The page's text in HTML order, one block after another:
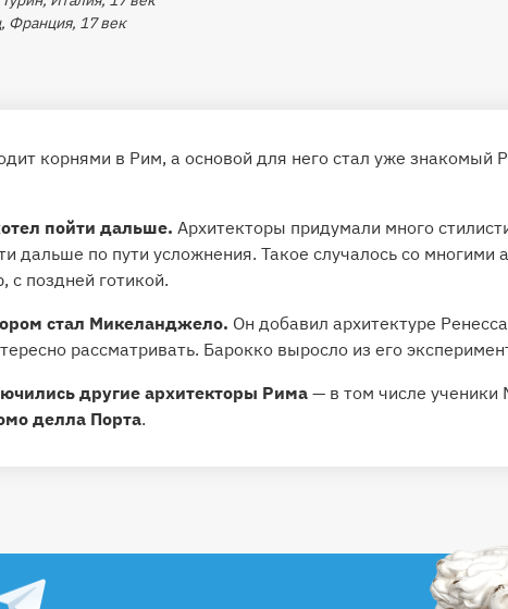
Франция, 17 век
корнями в Рим, а основой для него стал уже знакомый
пойти дальше. Архитекторы придумали много
дальше по пути усложнения. Такое случалось со многими
с поздней готикой.
стал Микеланджело. Он добавил архитектуре
рассматривать. Барокко выросло из его
другие архитекторы Рима— в том числе
делла Порта.